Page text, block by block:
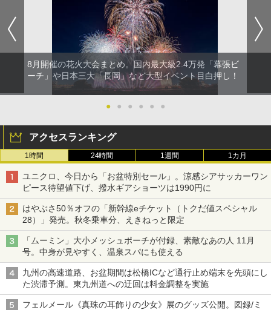
8月開催の花火大会まとめ。国内最大級2.4万発「幕張ビ
ーチ」や日本三大「長岡」など大型イベント目白押し！
● ● ● ● ● ●
アクセスランキング
1時間 24時間 1週間 1カ月
ユニクロ、今日から「お盆特別セール」。涼感シアサッカーワン
ピース待望値下げ、撥水ギアショーツは1990円に
はやぶさ50％オフの「新幹線eチケット（トクだ値スペシャル
28）」発売。秋冬乗車分、えきねっと限定
「ムーミン」大小メッシュポーチが付録、素敵なあの人 11月
号。中身が見やすく、温泉スパにも使える
九州の高速道路、お盆期間は松橋ICなど通行止め端末を先頭にし
た渋滞予測。東九州道への迂回は料金調整を実施
フェルメール《真珠の耳飾りの少女》展のグッズ公開。図録/ミ